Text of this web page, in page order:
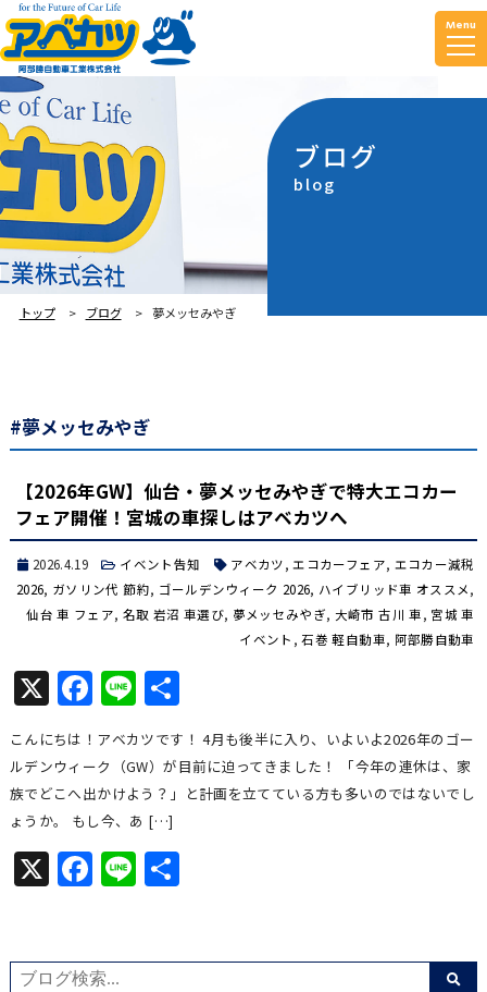
Menu
ブログ
blog
トップ ブログ 夢メッセみやぎ
#夢メッセみやぎ
【2026年GW】仙台・夢メッセみやぎで特大エコカー
フェア開催！宮城の車探しはアベカツへ
2026.4.19 イベント告知 アベカツ,エコカーフェア, エコカー減税
2026, ガソリン代 節約, ゴールデンウィーク 2026, ハイブリッド車 オススメ,
仙台 車 フェア, 名取 岩沼 車選び, 夢メッセみやぎ, 大崎市 古川 車, 宮城 車
イベント ,石巻 軽自動車, 阿部勝自動車
X Facebook
Line共
有
こんにちは！アベカツです！ 4月も後半に入り、いよいよ2026年のゴー
ルデンウィーク（GW）が目前に迫ってきました！ 「今年の連休は、家
族でどこへ出かけよう？」と計画を立てている方も多いのではないでし
ょうか。 もし今、あ […]
X Facebook
Line共